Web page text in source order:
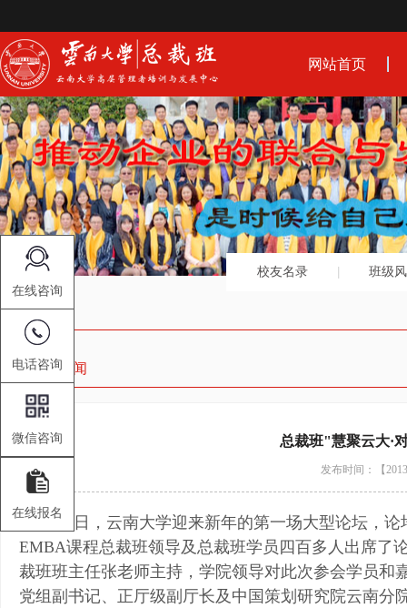
网站首页
校友名录 班级
中心动态新闻
总裁班"慧聚云大·
发布时间：【
1月25日，云南大学迎来新年的第一场大型论坛，
EMBA课程总裁班领导及总裁班学员四百多人出席了
裁班班主任张老师主持，学院领导对此次参会学员和
党组副书记、正厅级副厅长及中国策划研究院云南
在线咨询
电话咨询
微信咨询
在线报名